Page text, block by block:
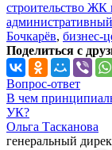
строительство
Бочкарёв, бизнес-
Поделиться с
Вопрос-ответ
В чем
УК?
Ольга Тасканова
генеральный